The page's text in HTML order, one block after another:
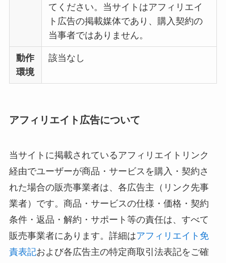
てください。当サイトはアフィリエイ
ト広告の掲載媒体であり、購入契約の
当事者ではありません。
動作
環境
該当なし
アフィリエイト広告について
当サイトに掲載されているアフィリエイトリンク
経由でユーザーが商品・サービスを購入・契約さ
れた場合の販売事業者は、各広告主（リンク先事
業者）です。商品・サービスの仕様・価格・契約
条件・返品・解約・サポート等の責任は、すべて
販売事業者にあります。詳細はアフィリエイト免
責表記および各広告主の特定商取引法表記をご確